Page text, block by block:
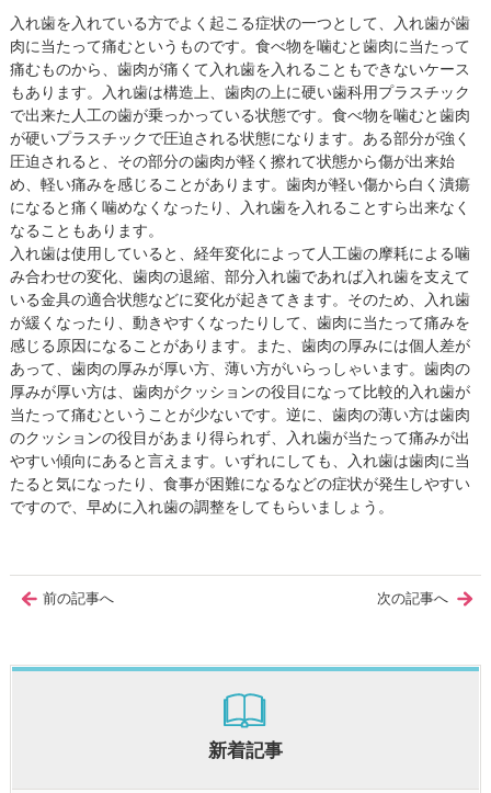
入れ歯を入れている方でよく起こる症状の一つとして、入れ歯が歯
肉に当たって痛むというものです。食べ物を噛むと歯肉に当たって
痛むものから、歯肉が痛くて入れ歯を入れることもできないケース
もあります。入れ歯は構造上、歯肉の上に硬い歯科用プラスチック
で出来た人工の歯が乗っかっている状態です。食べ物を噛むと歯肉
が硬いプラスチックで圧迫される状態になります。ある部分が強く
圧迫されると、その部分の歯肉が軽く擦れて状態から傷が出来始
め、軽い痛みを感じることがあります。歯肉が軽い傷から白く潰瘍
になると痛く噛めなくなったり、入れ歯を入れることすら出来なく
なることもあります。
入れ歯は使用していると、経年変化によって人工歯の摩耗による噛
み合わせの変化、歯肉の退縮、部分入れ歯であれば入れ歯を支えて
いる金具の適合状態などに変化が起きてきます。そのため、入れ歯
が緩くなったり、動きやすくなったりして、歯肉に当たって痛みを
感じる原因になることがあります。また、歯肉の厚みには個人差が
あって、歯肉の厚みが厚い方、薄い方がいらっしゃいます。歯肉の
厚みが厚い方は、歯肉がクッションの役目になって比較的入れ歯が
当たって痛むということが少ないです。逆に、歯肉の薄い方は歯肉
のクッションの役目があまり得られず、入れ歯が当たって痛みが出
やすい傾向にあると言えます。いずれにしても、入れ歯は歯肉に当
たると気になったり、食事が困難になるなどの症状が発生しやすい
ですので、早めに入れ歯の調整をしてもらいましょう。
前の記事へ 次の記事へ
新着記事